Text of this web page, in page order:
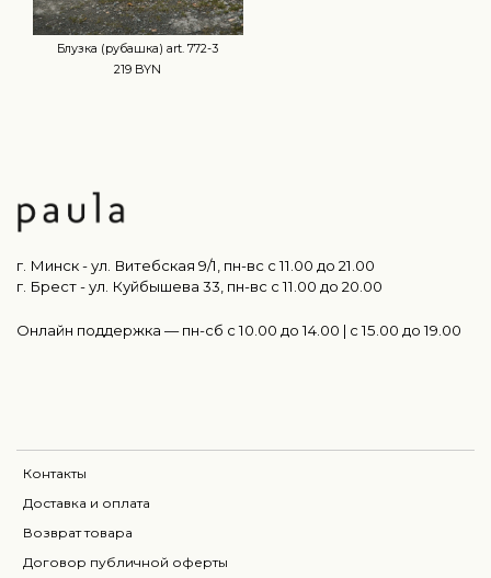
Блузка (рубашка) art. 772-3
219 BYN
Контакты
Доставка и оплата
Возврат товара
Договор публичной оферты
г. Минск - ул. Витебская 9/1, пн-вс с 11.00 до 21.00
г. Брест - ул. Куйбышева 33, пн-вс c 11.00 до 20.00
Онлайн поддержка — пн-сб с 10.00 до 14.00 | c 15.00 до 19.00